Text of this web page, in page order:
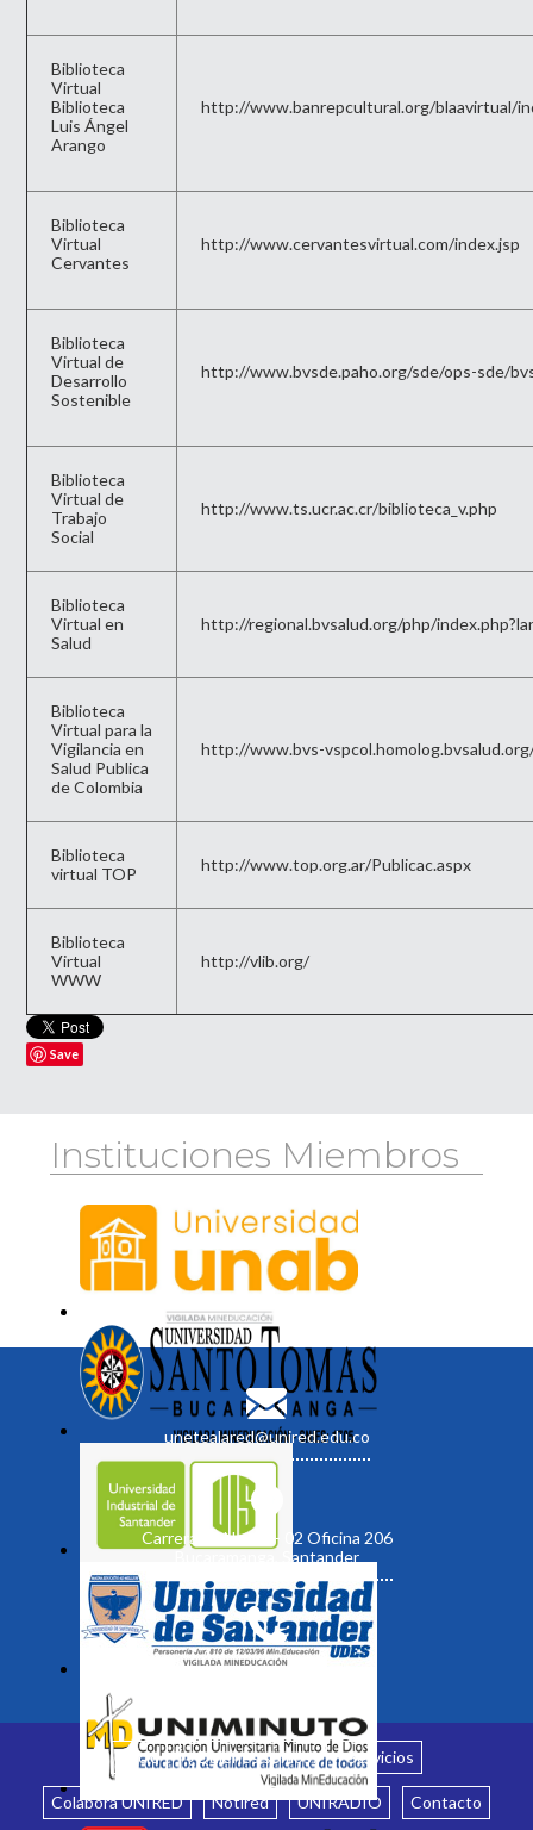
Biblioteca
Virtual
Biblioteca
Luis Ángel
Arango
http://www.banrepcultural.org/blaavirtual/
Biblioteca
Virtual
Cervantes
http://www.cervantesvirtual.com/index.jsp
Biblioteca
Virtual de
Desarrollo
Sostenible
http://www.bvsde.paho.org/sde/ops-sde/
Biblioteca
Virtual de
Trabajo
Social
http://www.ts.ucr.ac.cr/biblioteca_v.php
Biblioteca
Virtual en
Salud
http://regional.bvsalud.org/php/
Biblioteca
Virtual para la
Vigilancia en
Salud Publica
de Colombia
http://www.bvs-
Biblioteca
virtual TOP
http://www.top.org.ar/Publicac.aspx
Biblioteca
Virtual
WWW
http://vlib.org/
Save
Instituciones Miembros
unetealared@unired.edu.co
Carrera 19 No. 35 - 02 Oficina 206
Bucaramanga, Santander
Inicio ¿Quiénes somos? Servicios
Colabora UNIRED Notired UNIRADIO Contacto